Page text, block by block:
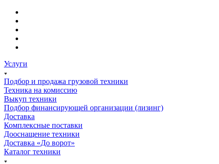
Услуги
Подбор и продажа грузовой техники
Техника на комиссию
Выкуп техники
Подбор финансирующей организации (лизинг)
Доставка
Комплексные поставки
Дооснащение техники
Доставка «До ворот»
Каталог техники